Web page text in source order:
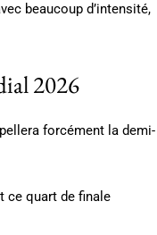
beaucoup d’intensité,
2026
forcément la demi-
ce quart de finale